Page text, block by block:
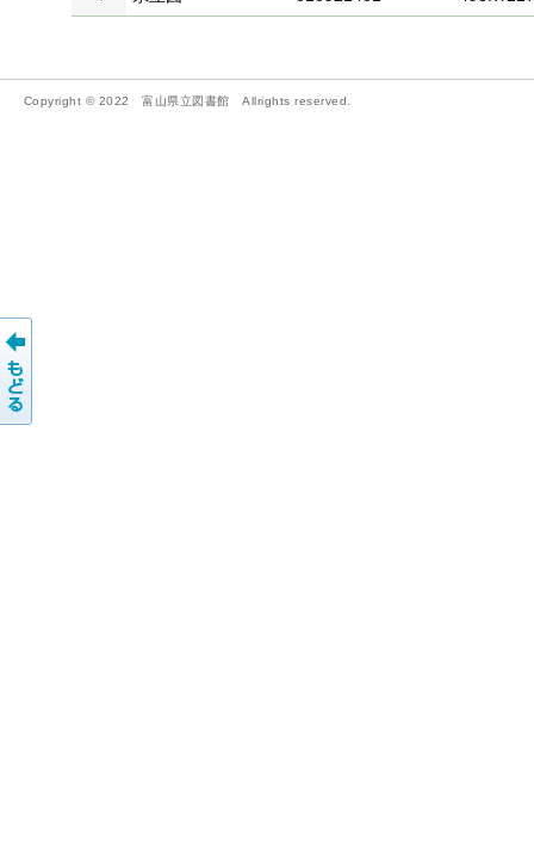
Copyright © 2022 富山県立図書館 Allrights reserved.